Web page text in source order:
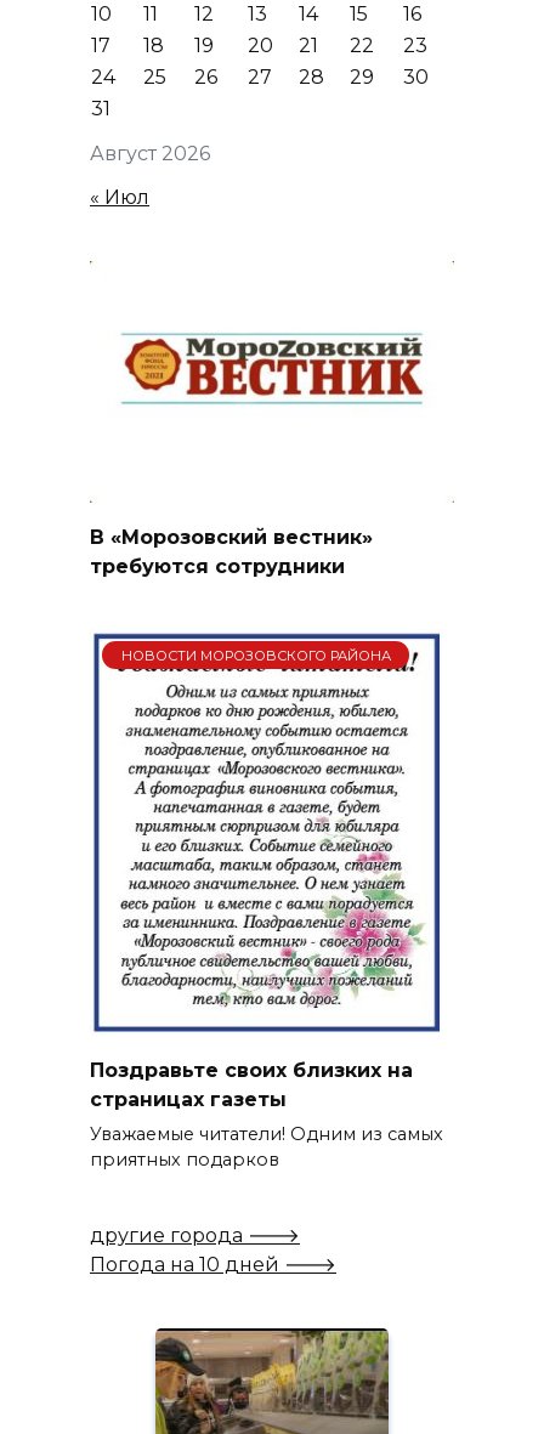
Август 2026
10 11 12 13 14 15
16
17
18 19 20 21 22
23
24
25 26 27 28 29
30
31
« Июл
В «Морозовский вестник»
требуются сотрудники
НОВОСТИ МОРОЗОВСКОГО РАЙОНА
Поздравьте своих близких на
страницах газеты
Уважаемые читатели! Одним из самых
приятных подарков
другие города 🡒
Погода на 10 дней 🡒